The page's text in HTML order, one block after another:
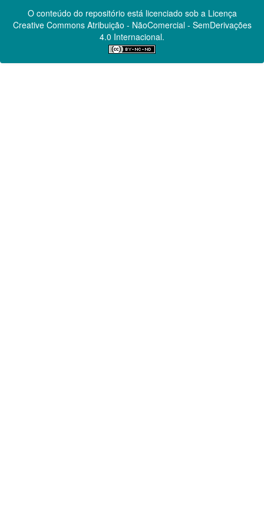
O conteúdo do repositório está licenciado sob a Licença
Creative CommonsAtribuição - NãoComercial - SemDerivações
4.0 Internacional.